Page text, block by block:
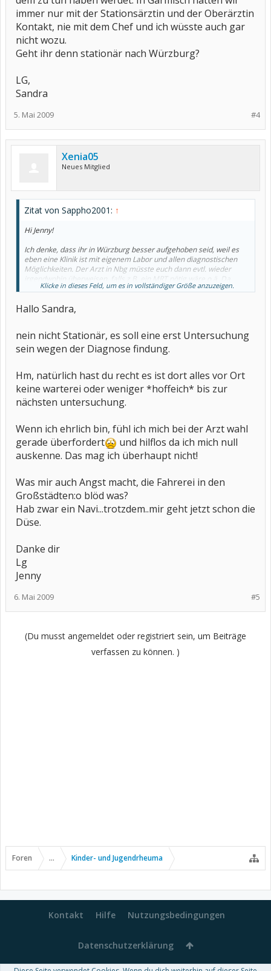
immer nur mit der Stationsärztin und der Oberärztin
Kontakt, nie mit dem Chef und ich wüsste auch gar
nicht wozu.
Geht ihr denn stationär nach Würzburg?
LG,
Sandra
#4
5. Mai 2009
Xenia05
Neues Mitglied
Zitat von Sappho2001: ↑
Hi Jenny!
Ich denke, dass ihr in Würzburg besser aufgehoben seid, weil es
eben eine Klinik ist mit eigenem Labor und allen diagnostischen
Möglichkeiten. Der Arzt in Nbg müsste euch dann evtl. wieder
irgendwohin überweisen, falls z.B. ein MRT nötig wäre o.ä. Da
verstreicht dann wieder wertvolle Zeit.
haben werdet. In Garmisch hatten wir immer nur mit der
Geht ihr denn stationär nach Würzburg?
Klicke in dieses Feld, um es in vollständiger Größe anzuzeigen.
Hallo Sandra,
nein nicht Stationär, es soll eine erst Untersuchung
sein wegen der Diagnose findung.
Hm, natürlich hast du recht es ist dort alles vor Ort
keine warterei oder weniger *hoffeich* bis zur
nächsten untersuchung.
Wenn ich ehrlich bin, fühl ich mich bei der Arzt wahl
gerade überfordert
und hilflos da ich mich null
auskenne. Das mag ich überhaupt nicht!
Was mir auch Angst macht, die Fahrerei in den
Großstädten:o blöd was?
Hab zwar ein Navi...trotzdem..mir geht jetzt schon die
Düse.
Danke dir
Lg
Jenny
#5
6. Mai 2009
(Du musst angemeldet oder registriert sein, um Beiträge
verfassen zu können. )
Foren ... Kinder- und Jugendrheuma
Kontakt Hilfe Nutzungsbedingungen
Datenschutzerklärung